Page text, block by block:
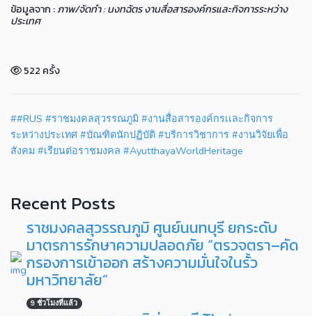
ข้อมูลจาก :ภาพ/จัดทำ : นงทฉัตร งานสื่อสารองค์กรและกิจการระหว่าง
ประเทศ
522 ครั้ง
##RUS #ราชมงคลสุวรรณภูมิ #งานสื่อสารองค์กรเเละกิจการ
ระหว่างประเทศ #บัณฑิตนักปฏิบัติ #บริการวิชาการ #งานวิจัยเพื่อ
สังคม #เรียนต่อราชมงคล #AyutthayaWorldHeritage
Recent Posts
ราชมงคลสุวรรณภูมิ ศูนย์นนทบุรี ยกระดับ
มาตรการรักษาความปลอดภัย “ตรวจตรา–คัด
กรองการเข้าออก สร้างความมั่นใจในรั้ว
มหาวิทยาลัย”
9 ชั่วโมงที่แล้ว